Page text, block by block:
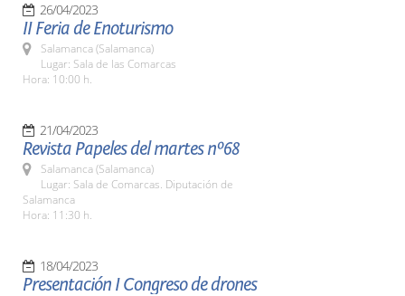
26/04/2023
II Feria de Enoturismo
Salamanca (Salamanca)
Lugar: Sala de las Comarcas
Hora: 10:00 h.
21/04/2023
Revista Papeles del martes nº68
Salamanca (Salamanca)
Lugar: Sala de Comarcas. Diputación de
Salamanca
Hora: 11:30 h.
18/04/2023
Presentación I Congreso de drones